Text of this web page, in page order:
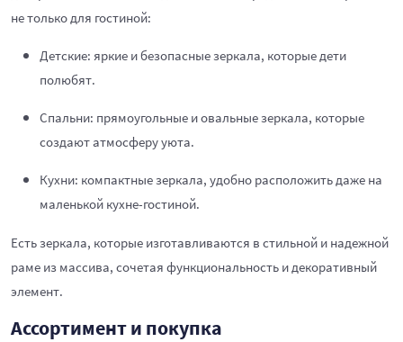
не только для гостиной:
Детские: яркие и безопасные зеркала, которые дети
полюбят.
Спальни: прямоугольные и овальные зеркала, которые
создают атмосферу уюта.
Кухни: компактные зеркала, удобно расположить даже на
маленькой кухне-гостиной.
Есть зеркала, которые изготавливаются в стильной и надежной
раме из массива, сочетая функциональность и декоративный
элемент.
Ассортимент и покупка